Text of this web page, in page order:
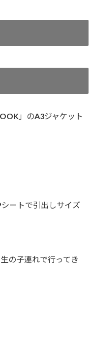
」のA3ジャケット
シートで引出しサイズ
の子連れで行ってき